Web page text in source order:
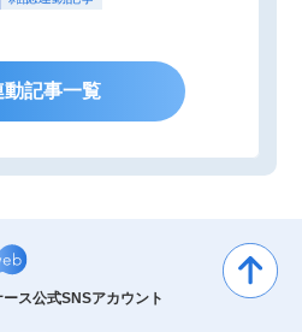
動記事一覧
ス公式SNSアカウント